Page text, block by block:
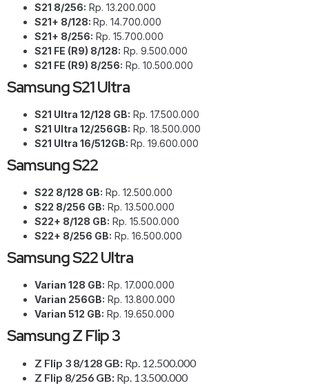
S21 8/256: Rp. 13.200.000
S21+ 8/128: Rp. 14.700.000
S21+ 8/256: Rp. 15.700.000
S21 FE (R9) 8/128: Rp. 9.500.000
S21 FE (R9) 8/256: Rp. 10.500.000
Samsung S21 Ultra
S21 Ultra 12/128 GB: Rp. 17.500.000
S21 Ultra 12/256GB: Rp. 18.500.000
S21 Ultra 16/512GB: Rp. 19.600.000
Samsung S22
S22 8/128 GB: Rp. 12.500.000
S22 8/256 GB: Rp. 13.500.000
S22+ 8/128 GB: Rp. 15.500.000
S22+ 8/256 GB: Rp. 16.500.000
Samsung S22 Ultra
Varian 128 GB: Rp. 17.000.000
Varian 256GB: Rp. 13.800.000
Varian 512 GB: Rp. 19.650.000
Samsung Z Flip 3
Z Flip 3 8/128 GB: Rp. 12.500.000
Z Flip 8/256 GB: Rp. 13.500.000